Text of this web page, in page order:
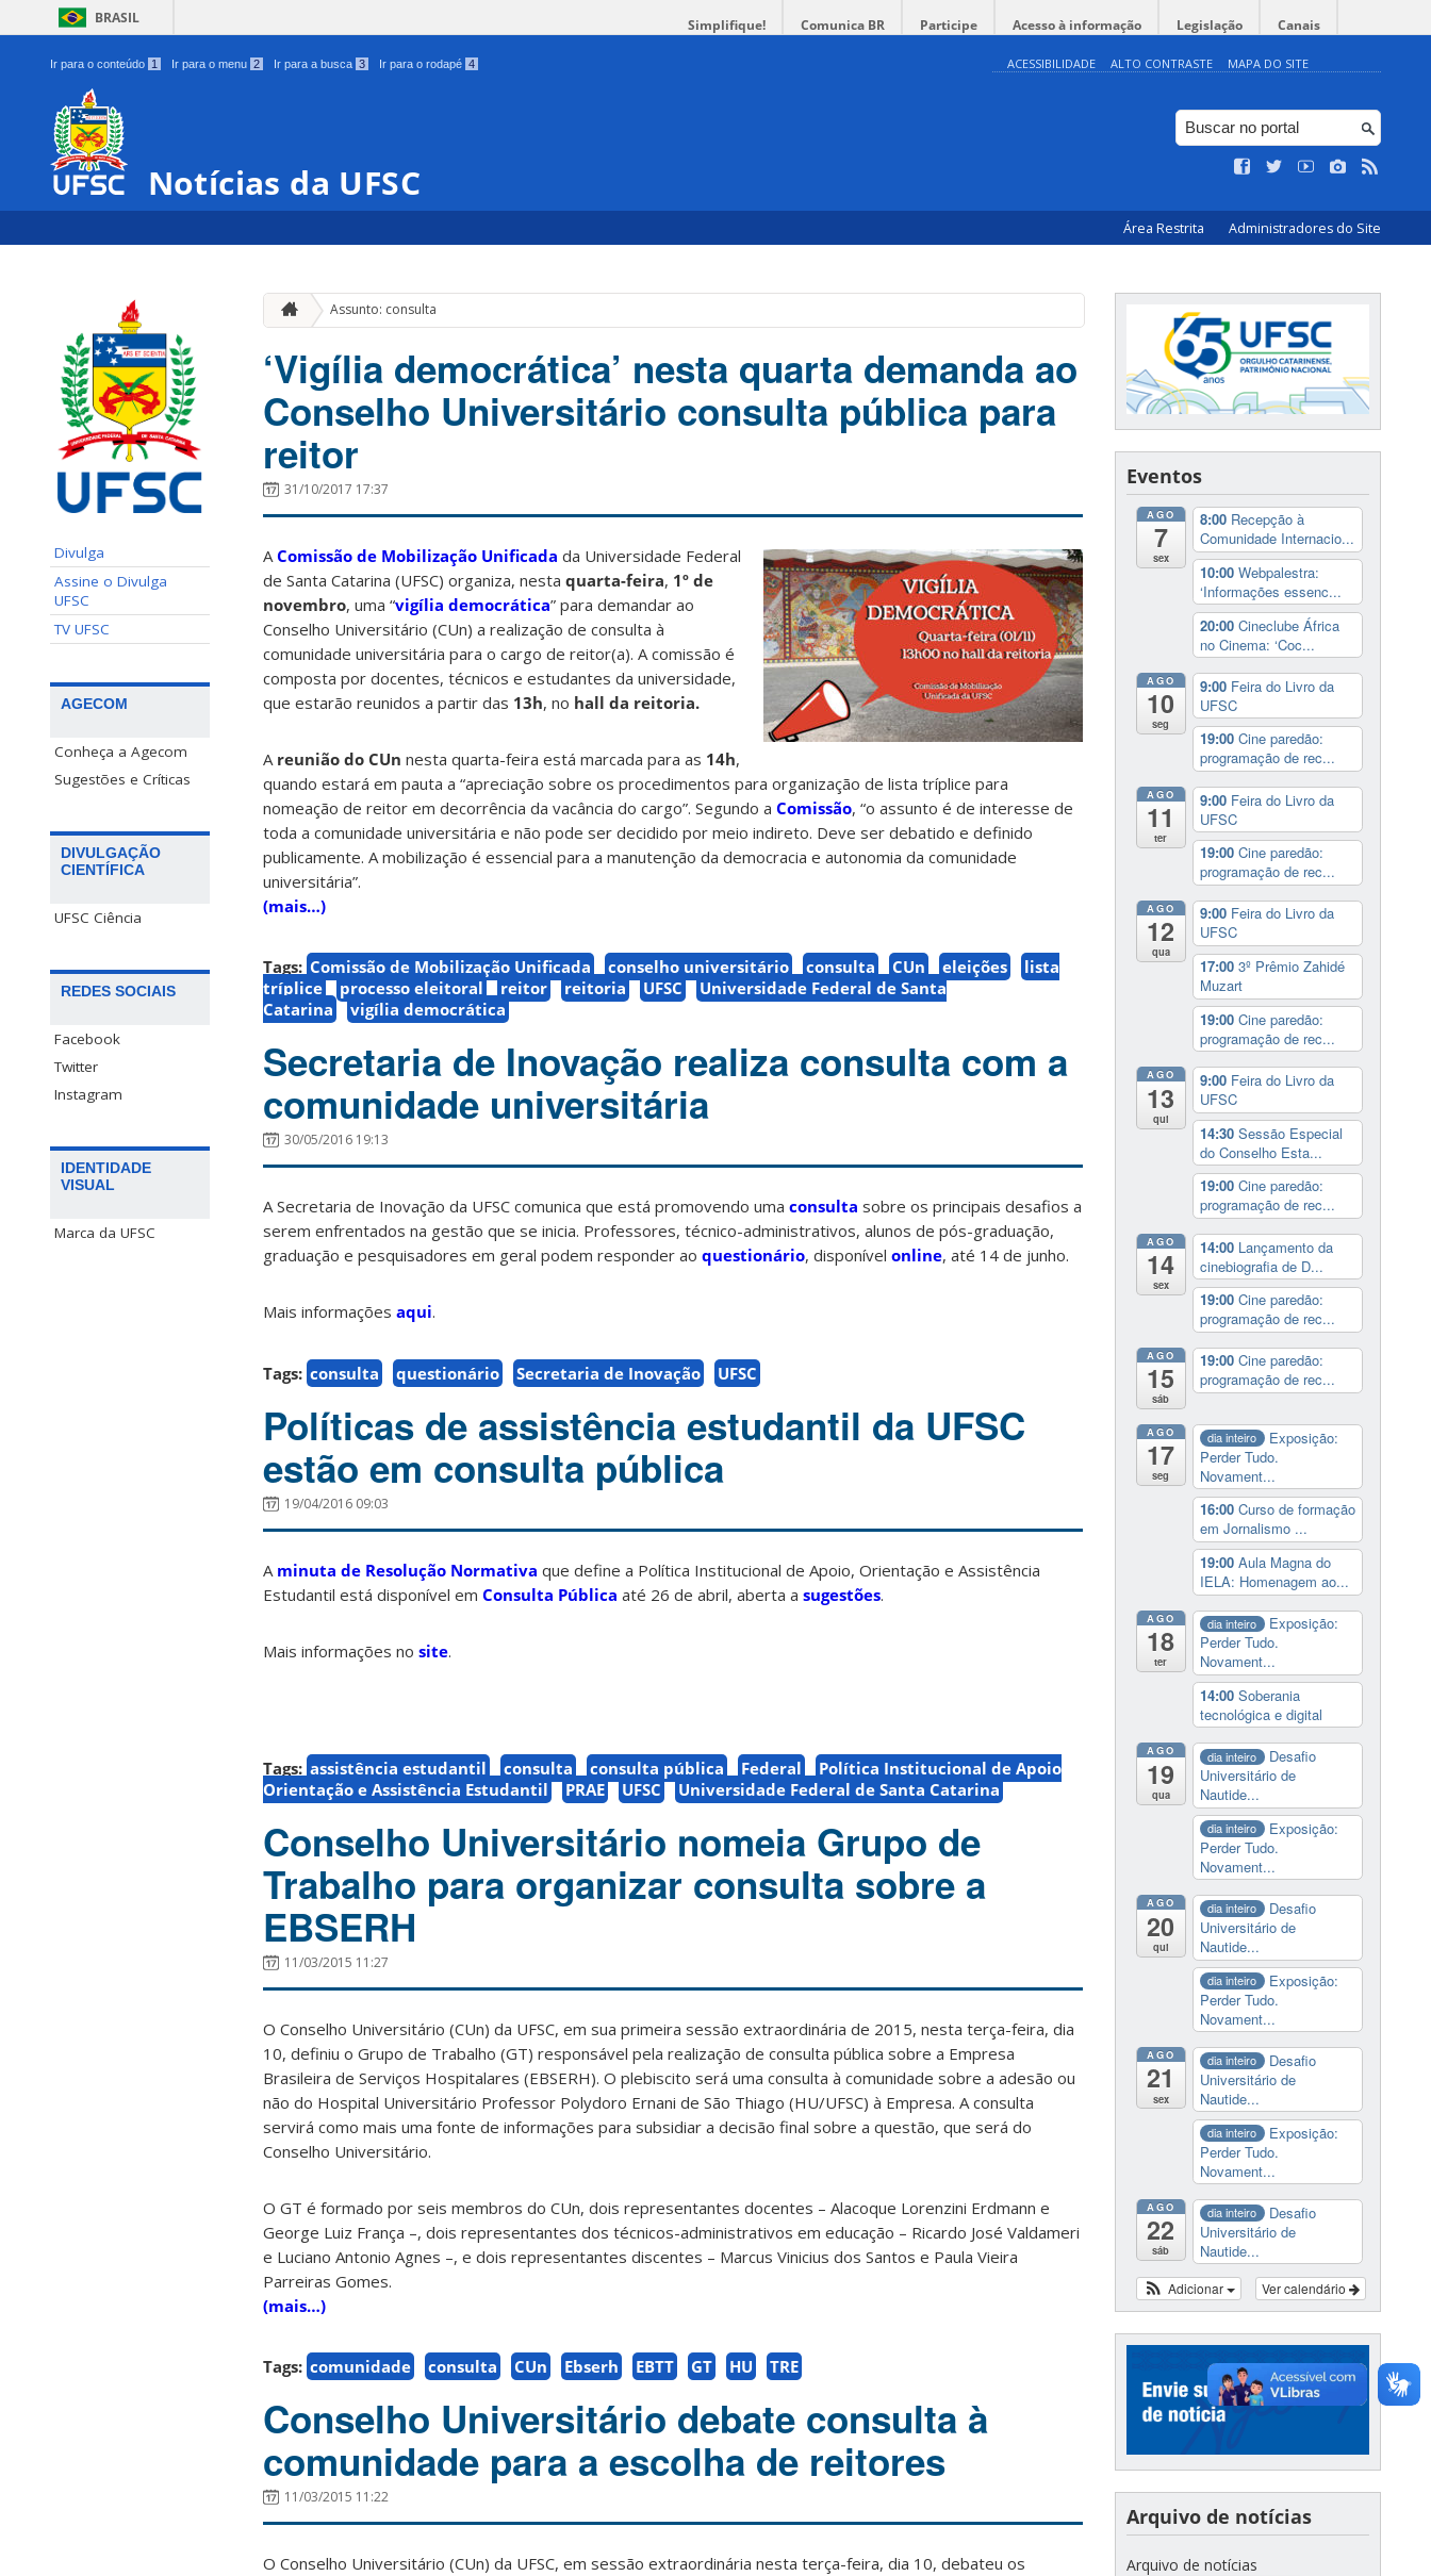
BRASIL Simplifique! Comunica BR Participe Acesso à informação Legislação Canais
Ir para o conteúdo 1 Ir para o menu 2 Ir para a busca 3 Ir para o rodapé 4 ACESSIBILIDADE ALTO CONTRASTE MAPA DO SITE
Notícias da UFSC
Área Restrita Administradores do Site
Divulga
Assine o Divulga
UFSC
TV UFSC
AGECOM
Conheça a Agecom
Sugestões e Críticas
DIVULGAÇÃO
CIENTÍFICA
UFSC Ciência
REDES SOCIAIS
Facebook
Twitter
Instagram
IDENTIDADE
VISUAL
Marca da UFSC
Assunto: consulta
‘Vigília democrática’ nesta quarta demanda ao
Conselho Universitário consulta pública para
reitor
31/10/2017 17:37
AComissão de Mobilização Unificada da Universidade Federal
de Santa Catarina (UFSC) organiza, nesta quarta-feira, 1º de
novembro, uma “vigília democrática” para demandar ao
Conselho Universitário (CUn) a realização de consulta à
comunidade universitária para o cargo de reitor(a). A comissão é
composta por docentes, técnicos e estudantes da universidade,
que estarão reunidos a partir das 13h, no hall da reitoria.
A reunião do CUn nesta quarta-feira está marcada para as 14h,
quando estará em pauta a “apreciação sobre os procedimentos para organização de lista tríplice para
nomeação de reitor em decorrência da vacância do cargo”. Segundo a Comissão, “o assunto é de interesse de
toda a comunidade universitária e não pode ser decidido por meio indireto. Deve ser debatido e definido
publicamente. A mobilização é essencial para a manutenção da democracia e autonomia da comunidade
universitária”.
(mais…)
Tags: Comissão de Mobilização Unificada conselho universitário consulta CUn eleições
lista
tríplice
processo eleitoral reitor reitoria UFSC
Universidade Federal de Santa
Catarina
vigília democrática
Secretaria de Inovação realiza consulta com a
comunidade universitária
30/05/2016 19:13
A Secretaria de Inovação da UFSC comunica que está promovendo uma consulta sobre os principais desafios a
serem enfrentados na gestão que se inicia. Professores, técnico-administrativos, alunos de pós-graduação,
graduação e pesquisadores em geral podem responder ao questionário, disponível online, até 14 de junho.
Mais informações aqui.
Tags: consulta questionário Secretaria de Inovação UFSC
Políticas de assistência estudantil da UFSC
estão em consulta pública
19/04/2016 09:03
A minuta de Resolução Normativa que define a Política Institucional de Apoio, Orientação e Assistência
Estudantil está disponível em Consulta Pública até 26 de abril, aberta a sugestões.
Mais informações no site.
Tags: assistência estudantil consulta consulta pública Federal
Política Institucional de Apoio
Orientação e Assistência Estudantil
PRAE UFSC Universidade Federal de Santa Catarina
Conselho Universitário nomeia Grupo de
Trabalho para organizar consulta sobre a
EBSERH
11/03/2015 11:27
O Conselho Universitário (CUn) da UFSC, em sua primeira sessão extraordinária de 2015, nesta terça-feira, dia
10, definiu o Grupo de Trabalho (GT) responsável pela realização de consulta pública sobre a Empresa
Brasileira de Serviços Hospitalares (EBSERH). O plebiscito será uma consulta à comunidade sobre a adesão ou
não do Hospital Universitário Professor Polydoro Ernani de São Thiago (HU/UFSC) à Empresa. A consulta
servirá como mais uma fonte de informações para subsidiar a decisão final sobre a questão, que será do
Conselho Universitário.
O GT é formado por seis membros do CUn, dois representantes docentes – Alacoque Lorenzini Erdmann e
George Luiz França –, dois representantes dos técnicos-administrativos em educação – Ricardo José Valdameri
e Luciano Antonio Agnes –, e dois representantes discentes – Marcus Vinicius dos Santos e Paula Vieira
Parreiras Gomes.
(mais…)
Tags: comunidade consulta CUn Ebserh EBTT GT HU TRE
Conselho Universitário debate consulta à
comunidade para a escolha de reitores
11/03/2015 11:22
O Conselho Universitário (CUn) da UFSC, em sessão extraordinária nesta terça-feira, dia 10, debateu os
Eventos
AGO
7
sex
8:00 Recepção à
Comunidade Internacio...
10:00 Webpalestra:
‘Informações essenc...
20:00 Cineclube África
no Cinema: ‘Coc...
AGO
10
seg
9:00 Feira do Livro da
UFSC
19:00 Cine paredão:
programação de rec...
AGO
11
ter
9:00 Feira do Livro da
UFSC
19:00 Cine paredão:
programação de rec...
AGO
12
qua
9:00 Feira do Livro da
UFSC
17:00 3º Prêmio Zahidé
Muzart
19:00 Cine paredão:
programação de rec...
AGO
13
qui
9:00 Feira do Livro da
UFSC
14:30 Sessão Especial
do Conselho Esta...
19:00 Cine paredão:
programação de rec...
AGO
14
sex
14:00 Lançamento da
cinebiografia de D...
19:00 Cine paredão:
programação de rec...
AGO
15
sáb
19:00 Cine paredão:
programação de rec...
AGO
17
seg
dia inteiro
Exposição:
Perder Tudo.
Novament...
16:00 Curso de formação
em Jornalismo ...
19:00 Aula Magna do
IELA: Homenagem ao...
AGO
18
ter
dia inteiro
Exposição:
Perder Tudo.
Novament...
14:00 Soberania
tecnológica e digital
AGO
19
qua
dia inteiro
Desafio
Universitário de
Nautide...
dia inteiro
Exposição:
Perder Tudo.
Novament...
AGO
20
qui
dia inteiro
Desafio
Universitário de
Nautide...
dia inteiro
Exposição:
Perder Tudo.
Novament...
AGO
21
sex
dia inteiro
Desafio
Universitário de
Nautide...
dia inteiro
Exposição:
Perder Tudo.
Novament...
AGO
22
sáb
dia inteiro
Desafio
Universitário de
Nautide...
Ver calendário
Adicionar
Arquivo de notícias
Arquivo de notícias